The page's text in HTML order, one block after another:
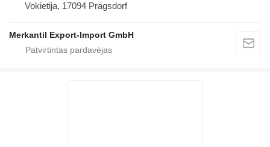
Vokietija, 17094 Pragsdorf
Merkantil Export-Import GmbH